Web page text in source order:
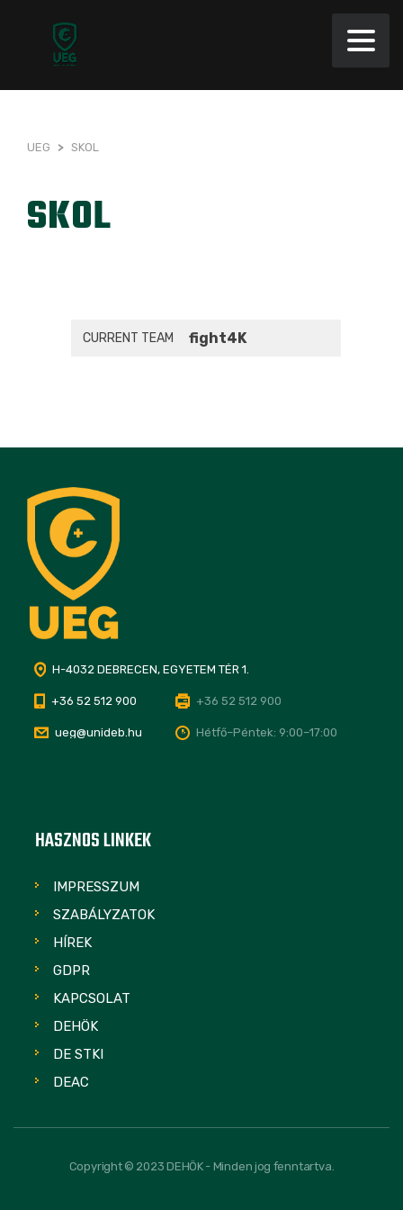
UEG > SKOL
SKOL
CURRENT TEAM fight4K
H-4032 DEBRECEN, EGYETEM TÉR 1.
+36 52 512 900 +36 52 512 900
ueg@unideb.hu Hétfő–Péntek: 9:00–17:00
HASZNOS LINKEK
IMPRESSZUM
SZABÁLYZATOK
HÍREK
GDPR
KAPCSOLAT
DEHÖK
DE STKI
DEAC
Copyright © 2023 DEHÖK - Minden jog fenntartva.